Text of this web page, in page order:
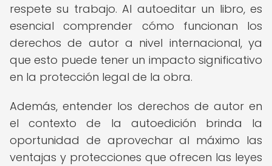
respete su trabajo. Al autoeditar un libro, es
esencial comprender cómo funcionan los
derechos de autor a nivel internacional, ya
que esto puede tener un impacto significativo
en la protección legal de la obra.
Además, entender los derechos de autor en
el contexto de la autoedición brinda la
oportunidad de aprovechar al máximo las
ventajas y protecciones que ofrecen las leyes